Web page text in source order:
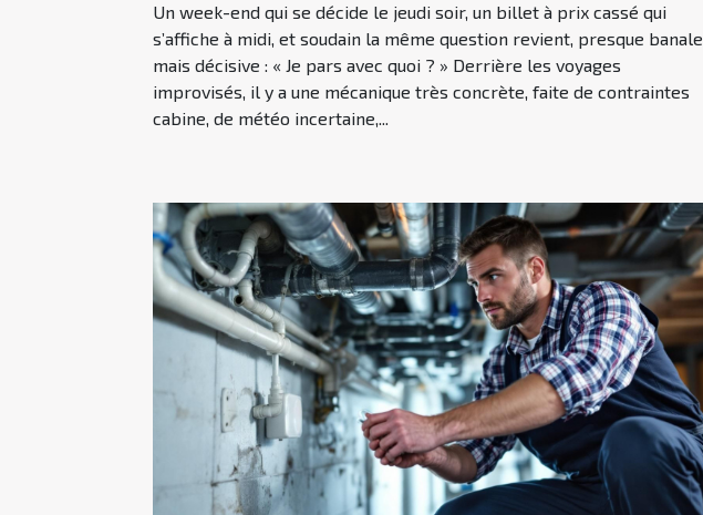
Un week-end qui se décide le jeudi soir, un billet à prix cassé qui
s’affiche à midi, et soudain la même question revient, presque banale,
mais décisive : « Je pars avec quoi ? » Derrière les voyages
improvisés, il y a une mécanique très concrète, faite de contraintes
cabine, de météo incertaine,...